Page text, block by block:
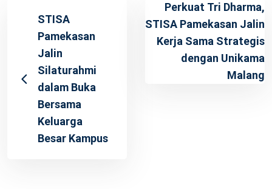
STISA
Pamekasan
Jalin
Silaturahmi
dalam Buka
Bersama
Keluarga
Besar Kampus
Perkuat Tri Dharma,
STISA Pamekasan Jalin
Kerja Sama Strategis
dengan Unikama
Malang